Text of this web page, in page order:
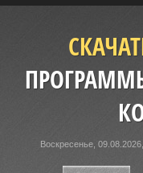
Воскресенье,